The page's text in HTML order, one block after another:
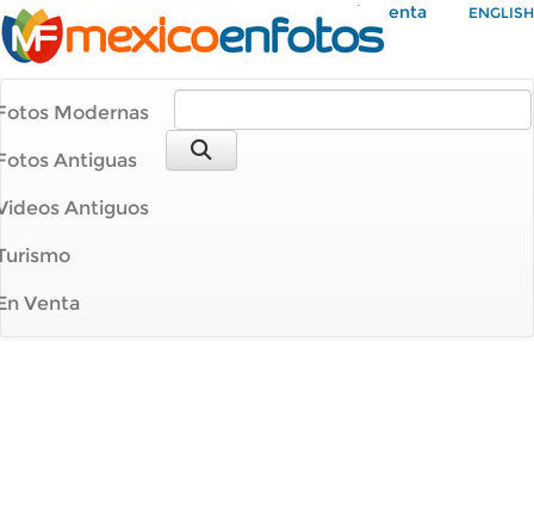
Mi Cuenta ENGLISH
Modernas
Antiguas
Antiguos
Venta